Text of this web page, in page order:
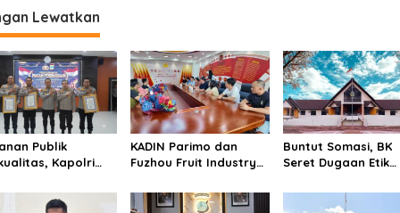
Lewatkan
Publik
Kapolri
Predikat
Prima
KADIN Parimo dan
Fuzhou Fruit Industry
dan Manggis ke Pasar
Tiongkok
Buntut Somasi, BK
Seret Dugaan Etik
Pendahuluan